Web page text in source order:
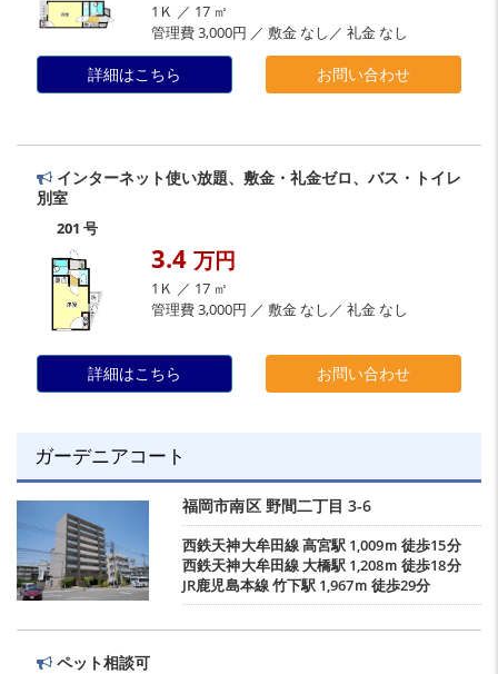
1Ｋ ／ 17 ㎡
管理費 3,000円 ／ 敷金 なし／ 礼金 なし
詳細はこちら お問い合わせ
インターネット使い放題、敷金・礼金ゼロ、バス・トイレ
別室
201 号
3.4 万円
1Ｋ ／ 17 ㎡
管理費 3,000円 ／ 敷金 なし／ 礼金 なし
詳細はこちら お問い合わせ
ガーデニアコート
福岡市南区 野間二丁目 3-6
西鉄天神大牟田線高宮駅1,009ｍ 徒歩15分
西鉄天神大牟田線大橋駅1,208ｍ 徒歩18分
JR鹿児島本線竹下駅1,967ｍ 徒歩29分
ペット相談可